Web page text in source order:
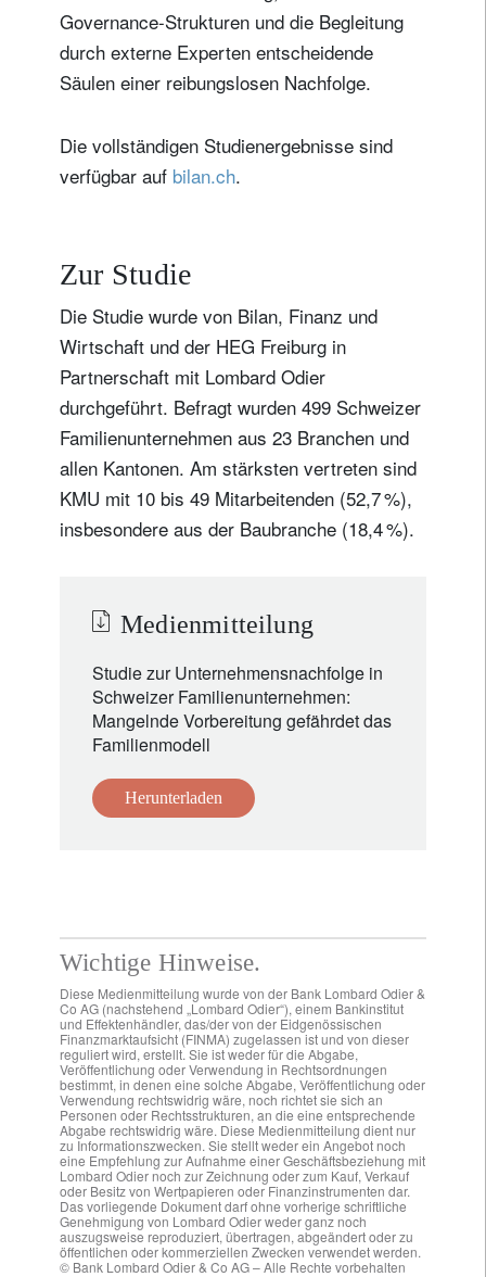
Governance-Strukturen und die Begleitung
durch externe Experten entscheidende
Säulen einer reibungslosen Nachfolge.
Die vollständigen Studienergebnisse sind
verfügbar auf bilan.ch.
Zur Studie
Die Studie wurde von Bilan, Finanz und
Wirtschaft und der HEG Freiburg in
Partnerschaft mit Lombard Odier
durchgeführt. Befragt wurden 499 Schweizer
Familienunternehmen aus 23 Branchen und
allen Kantonen. Am stärksten vertreten sind
KMU mit 10 bis 49 Mitarbeitenden (52,7 %),
insbesondere aus der Baubranche (18,4 %).
Medienmitteilung
Studie zur Unternehmensnachfolge in
Schweizer Familienunternehmen:
Mangelnde Vorbereitung gefährdet das
Familienmodell
Herunterladen
Wichtige Hinweise.
Diese Medienmitteilung wurde von der Bank Lombard Odier &
Co AG (nachstehend „Lombard Odier“), einem Bankinstitut
und Effektenhändler, das/der von der Eidgenössischen
Finanzmarktaufsicht (FINMA) zugelassen ist und von dieser
reguliert wird, erstellt. Sie ist weder für die Abgabe,
Veröffentlichung oder Verwendung in Rechtsordnungen
bestimmt, in denen eine solche Abgabe, Veröffentlichung oder
Verwendung rechtswidrig wäre, noch richtet sie sich an
Personen oder Rechtsstrukturen, an die eine entsprechende
Abgabe rechtswidrig wäre. Diese Medienmitteilung dient nur
zu Informationszwecken. Sie stellt weder ein Angebot noch
eine Empfehlung zur Aufnahme einer Geschäftsbeziehung mit
Lombard Odier noch zur Zeichnung oder zum Kauf, Verkauf
oder Besitz von Wertpapieren oder Finanzinstrumenten dar.
Das vorliegende Dokument darf ohne vorherige schriftliche
Genehmigung von Lombard Odier weder ganz noch
auszugsweise reproduziert, übertragen, abgeändert oder zu
öffentlichen oder kommerziellen Zwecken verwendet werden.
© Bank Lombard Odier & Co AG – Alle Rechte vorbehalten